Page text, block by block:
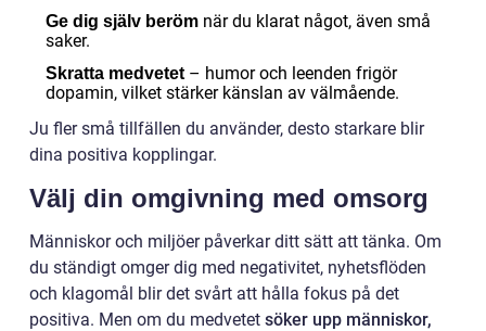
Ge dig själv beröm när du klarat något, även små
saker.
Skratta medvetet– humor och leenden frigör
dopamin, vilket stärker känslan av välmående.
Ju fler små tillfällen du använder, desto starkare blir
dina positiva kopplingar.
Välj din omgivning med omsorg
Människor och miljöer påverkar ditt sätt att tänka. Om
du ständigt omger dig med negativitet, nyhetsflöden
och klagomål blir det svårt att hålla fokus på det
positiva. Men om du medvetet söker upp människor,